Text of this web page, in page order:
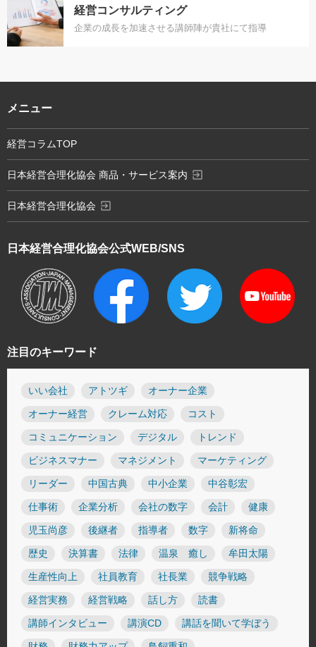
経営コンサルティング
企業の成長を加速させる講師陣が貴社にて指導
注目のキーワード
いい会社 アトツギ オーナー企業
オーナー経営 クレーム対応 コスト
コミュニケーション デジタル トレンド
ビジネスマナー マネジメント マーケティング
リーダー 中国古典 中小企業 中谷彰宏
仕事術 企業分析 会社の数字 会計 健康
児玉尚彦 後継者 指導者 数字 新将命
歴史 決算書 法律 温泉 癒し 牟田太陽
生産性向上 社員教育 社長業 競争戦略
経営実務 経営戦略 話し方 読書
講師インタビュー 講演CD 講話を聞いて学ぼう
日本経営合理化協会公式WEB/SNS
メニュー
経営コラムTOP
日本経営合理化協会 商品・サービス案内 exit_to_app
日本経営合理化協会 exit_to_app